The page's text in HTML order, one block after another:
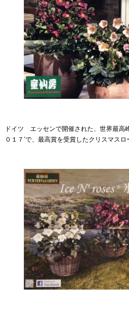
ドイツ エッセンで開催された、世界最高
０１７’で、最高賞を受賞したクリスマスロ